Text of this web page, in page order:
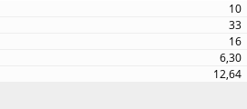
10
33
16
6,30
12,64